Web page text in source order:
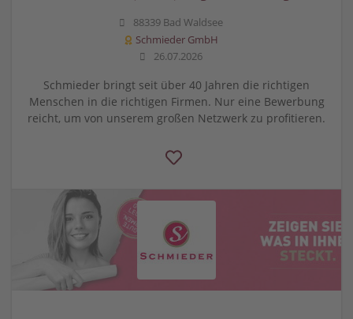
88339 Bad Waldsee
Schmieder GmbH
26.07.2026
Schmieder bringt seit über 40 Jahren die richtigen
Menschen in die richtigen Firmen. Nur eine Bewerbung
reicht, um von unserem großen Netzwerk zu profitieren.